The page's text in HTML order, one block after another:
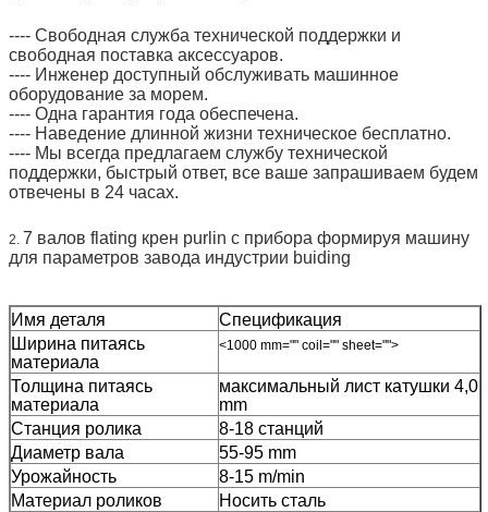
---- Свободная служба технической поддержки и
свободная поставка аксессуаров.
---- Инженер доступный обслуживать машинное
оборудование за морем.
---- Одна гарантия года обеспечена.
---- Наведение длинной жизни техническое бесплатно.
---- Мы всегда предлагаем службу технической
поддержки, быстрый ответ, все ваше запрашиваем будем
отвечены в 24 часах.
2. 7 валов flating крен purlin c прибора формируя машину
для параметров завода индустрии buiding
Имя деталя
Спецификация
Ширина питаясь
материала
<1000 mm="" coil="" sheet="">
Толщина питаясь
материала
максимальный лист катушки 4,0
mm
Станция ролика
8-18 станций
Диаметр вала
55-95 mm
Урожайность
8-15 m/min
Материал роликов
Носить сталь